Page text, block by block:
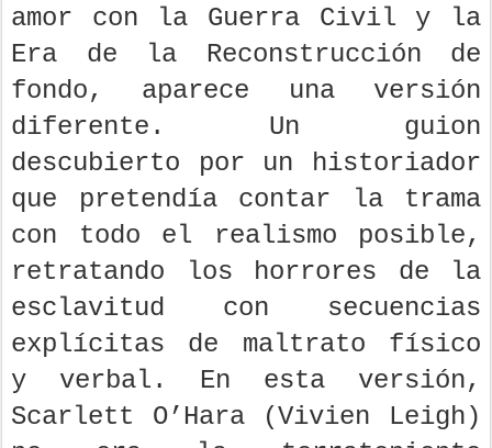
amor con la Guerra Civil y la
Era de la Reconstrucción de
fondo, aparece una versión
diferente. Un guion
descubierto por un historiador
que pretendía contar la trama
con todo el realismo posible,
retratando los horrores de la
esclavitud con secuencias
explícitas de maltrato físico
y verbal. En esta versión,
Scarlett O’Hara (Vivien Leigh)